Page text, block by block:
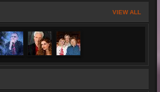
aufgenommen, wird für die GRAND PRIX SCHLAGER /
EINEN der Vorderen Plätze. Der Song „Nenn mich
beliebt und Wird im Frühjahr 2018 als Single ausgekoppelt.
habs Bergfeuer gsehn" !!
VIEW ALL